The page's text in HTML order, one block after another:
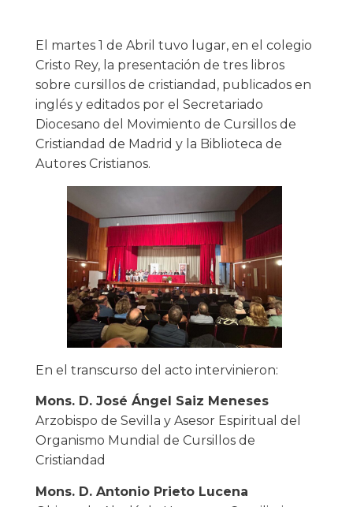
El martes 1 de Abril tuvo lugar, en el colegio
Cristo Rey, la presentación de tres libros
sobre cursillos de cristiandad, publicados en
inglés y editados por el Secretariado
Diocesano del Movimiento de Cursillos de
Cristiandad de Madrid y la Biblioteca de
Autores Cristianos.
En el transcurso del acto intervinieron:
Mons. D. José Ángel Saiz Meneses
Arzobispo de Sevilla y Asesor Espiritual del
Organismo Mundial de Cursillos de
Cristiandad
Mons. D. Antonio Prieto Lucena